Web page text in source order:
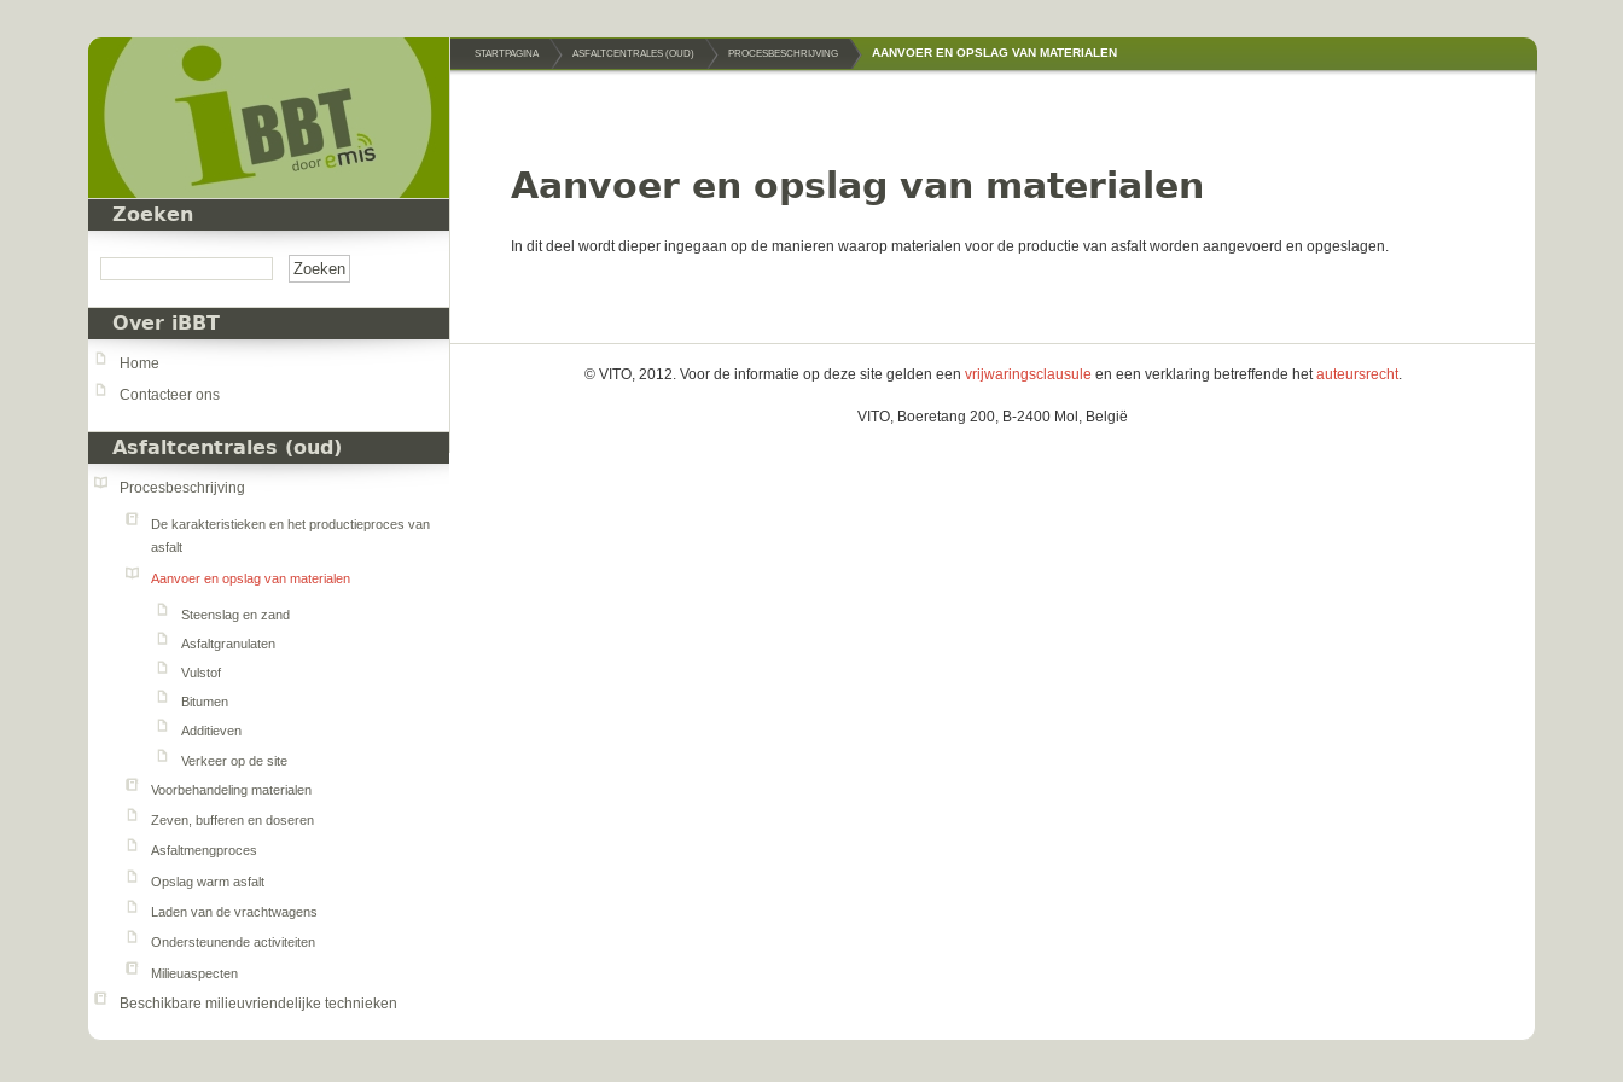
Zoeken
Over iBBT
Home
Contacteer ons
Asfaltcentrales (oud)
Procesbeschrijving
De karakteristieken en het productieproces van
asfalt
Aanvoer en opslag van materialen
Steenslag en zand
Asfaltgranulaten
Vulstof
Bitumen
Additieven
Verkeer op de site
Voorbehandeling materialen
Zeven, bufferen en doseren
Asfaltmengproces
Opslag warm asfalt
Laden van de vrachtwagens
Ondersteunende activiteiten
Milieuaspecten
Beschikbare milieuvriendelijke technieken
STARTPAGINA ASFALTCENTRALES (OUD) PROCESBESCHRIJVING AANVOER EN OPSLAG VAN MATERIALEN
Aanvoer en opslag van materialen
In dit deel wordt dieper ingegaan op de manieren waarop materialen voor de productie van asfalt worden aangevoerd en opgeslagen.
© VITO, 2012. Voor de informatie op deze site gelden een vrijwaringsclausule en een verklaring betreffende hetauteursrecht.
VITO, Boeretang 200, B-2400 Mol, België